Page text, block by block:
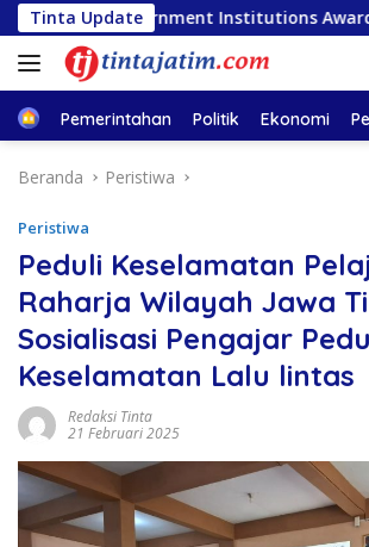
Langsung
ke
konten
Tinta Update
Government Institutions Award 2026
HomePemerintahan Politik Ekonomi
Beranda Peristiwa
Peristiwa
Peduli Keselamatan
Raharja Wilayah Jawa
Sosialisasi Pengajar
Keselamatan Lalu lintas
Redaksi Tinta
21 Februari 2025